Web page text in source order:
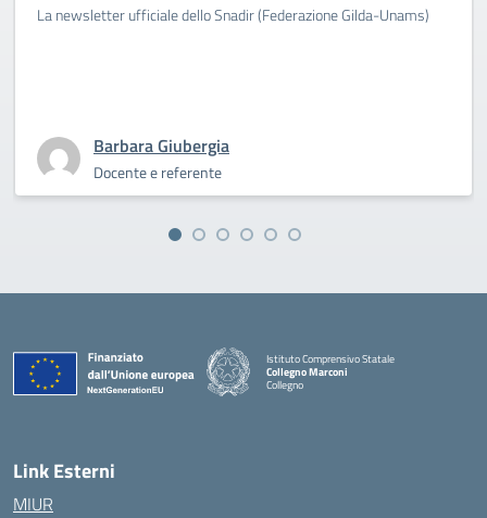
La newsletter ufficiale dello Snadir (Federazione Gilda-Unams)
Barbara Giubergia
Docente e referente
Istituto Comprensivo Statale
Collegno Marconi
Collegno
Link Esterni
MIUR